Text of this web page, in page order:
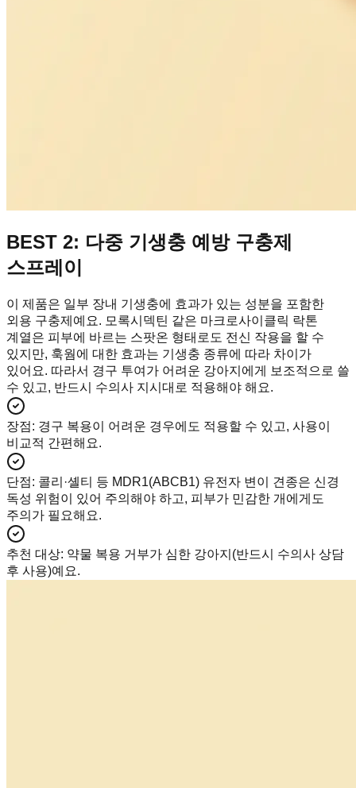
BEST 2: 다중 기생충 예방 구충제
스프레이
이 제품은 일부 장내 기생충에 효과가 있는 성분을 포함한
외용 구충제예요. 모록시덱틴 같은 마크로사이클릭 락톤
계열은 피부에 바르는 스팟온 형태로도 전신 작용을 할 수
있지만, 훅웜에 대한 효과는 기생충 종류에 따라 차이가
있어요. 따라서 경구 투여가 어려운 강아지에게 보조적으로 쓸
수 있고, 반드시 수의사 지시대로 적용해야 해요.
장점: 경구 복용이 어려운 경우에도 적용할 수 있고, 사용이
비교적 간편해요.
단점: 콜리·셸티 등 MDR1(ABCB1) 유전자 변이 견종은 신경
독성 위험이 있어 주의해야 하고, 피부가 민감한 개에게도
주의가 필요해요.
추천 대상: 약물 복용 거부가 심한 강아지(반드시 수의사 상담
후 사용)예요.